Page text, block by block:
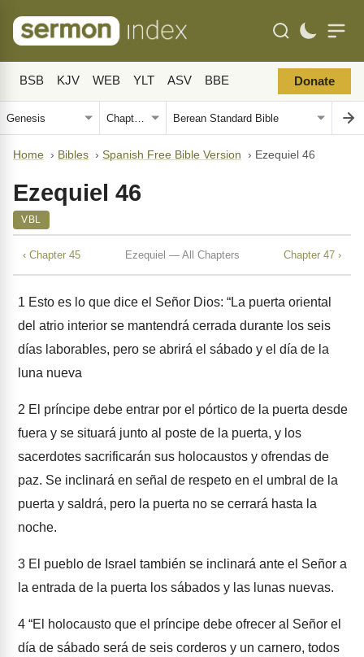
BSB KJV WEB YLT ASV BBE Donate
Home › Bibles › Spanish Free Bible Version › Ezequiel 46
Ezequiel 46
VBL
‹ Chapter 45 Ezequiel — All Chapters Chapter 47 ›
1 Esto es lo que dice el Señor Dios: “La puerta oriental
del atrio interior se mantendrá cerrada durante los seis
días laborables, pero se abrirá el sábado y el día de la
luna nueva
2 El príncipe debe entrar por el pórtico de la puerta desde
fuera y se situará junto al poste de la puerta, y los
sacerdotes sacrificarán sus holocaustos y ofrendas de
paz. Se inclinará en señal de respeto en el umbral de la
puerta y saldrá, pero la puerta no se cerrará hasta la
noche.
3 El pueblo de Israel también se inclinará ante el Señor a
la entrada de la puerta los sábados y las lunas nuevas.
4 “El holocausto que el príncipe debe ofrecer al Señor el
día de sábado será de seis corderos y un carnero, todos